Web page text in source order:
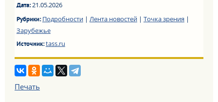
Дата:21.05.2026
Рубрики:Подробности| Лента новостей| Точка зрения |
Зарубежье
Источник:tass.ru
Печать